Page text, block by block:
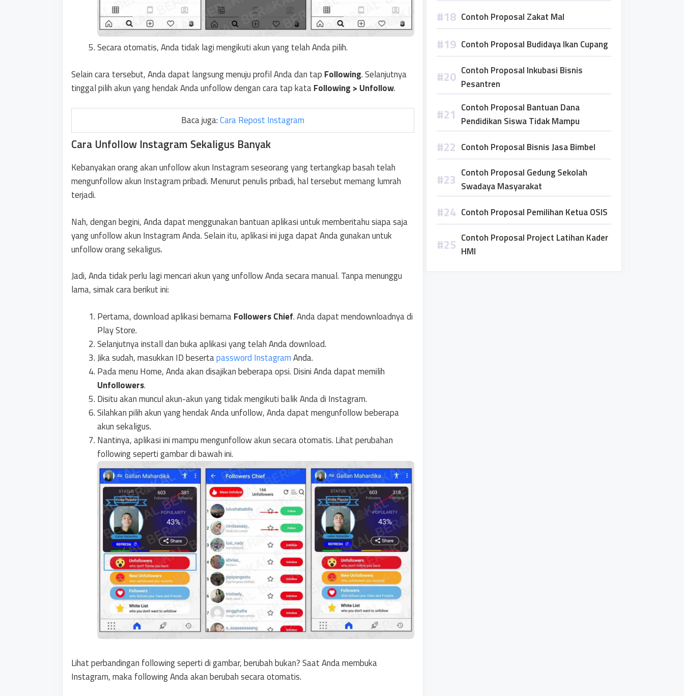
Secara otomatis, Anda tidak lagi mengikuti akun yang telah Anda pilih.
Selain cara tersebut, Anda dapat langsung menuju profil Anda dan tap Following. Selanjutnya
tinggal pilih akun yang hendak Anda unfollow dengan cara tap kataFollowing > Unfollow.
Baca juga:Cara Repost Instagram
Cara Unfollow Instagram Sekaligus Banyak
Kebanyakan orang akan unfollow akun Instagram seseorang yang tertangkap basah telah
mengunfollow akun Instagram pribadi. Menurut penulis pribadi, hal tersebut memang lumrah
terjadi.
Nah, dengan begini, Anda dapat menggunakan bantuan aplikasi untuk memberitahu siapa saja
yang unfollow akun Instagram Anda. Selain itu, aplikasi ini juga dapat Anda gunakan untuk
unfollow orang sekaligus.
Jadi, Anda tidak perlu lagi mencari akun yang unfollow Anda secara manual. Tanpa menunggu
lama, simak cara berikut ini:
Pertama, download aplikasi bernamaFollowers Chief. Anda dapat mendownloadnya di
Play Store.
Selanjutnya install dan buka aplikasi yang telah Anda download.
Jika sudah, masukkan ID besertapassword InstagramAnda.
Pada menu Home, Anda akan disajikan beberapa opsi. Disini Anda dapat memilih
Unfollowers.
Disitu akan muncul akun-akun yang tidak mengikuti balik Anda di Instagram.
Silahkan pilih akun yang hendak Anda unfollow, Anda dapat mengunfollow beberapa
akun sekaligus.
Nantinya, aplikasi ini mampu mengunfollow akun secara otomatis. Lihat perubahan
following seperti gambar di bawah ini.
Lihat perbandingan following seperti di gambar, berubah bukan? Saat Anda membuka
Instagram, maka following Anda akan berubah secara otomatis.
Contoh Proposal Zakat Mal
Contoh Proposal Budidaya Ikan Cupang
Contoh Proposal Inkubasi Bisnis
Pesantren
Contoh Proposal Bantuan Dana
Pendidikan Siswa Tidak Mampu
Contoh Proposal Bisnis Jasa Bimbel
Contoh Proposal Gedung Sekolah
Swadaya Masyarakat
Contoh Proposal Pemilihan Ketua OSIS
Contoh Proposal Project Latihan Kader
HMI